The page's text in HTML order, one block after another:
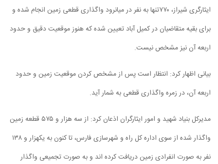
ایثارگری شیراز، ۷۷۰تنها به نفر در میانرود واگذاری قطعی زمین انجام شده و
برای بقیه متقاضیان در کمیل آباد تعیین شده که هنوز موقعیت دقیق و حدود
اربعه آن نیز مشخص نیست.
بیانی اظهار کرد: انتظار است پس از مشخص کردن موقعیت زمین و حدود
اربعه آن، در زمره واگذاری قطعی به شمار آید.
مدیرکل بنیاد شهید و امور ایثارگران اذعان کرد: از سه هزار و ۵۷۵ قطعه زمین
واگذار شده از سوی اداره کل راه و شهرسازی فارس، تا کنون به یکهزار و ۱۳۸
نفر به صورت انفرادی زمین دریافت کرده اند و به صورت تجمیعی واگذار